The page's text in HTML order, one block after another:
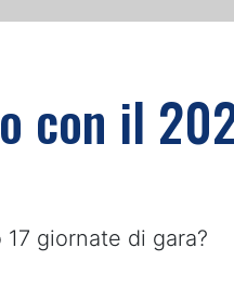
con il
giornate di gara?